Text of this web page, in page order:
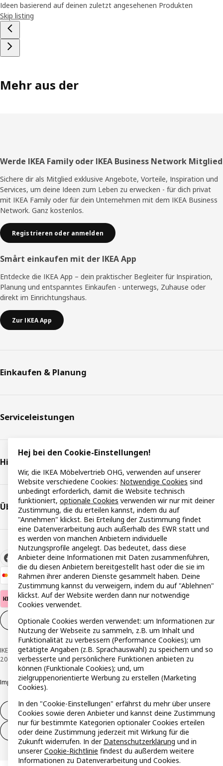
Ideen basierend auf deinen zuletzt angesehenen Produkten
Skip listing
Mehr aus der
Fußzeile
Werde IKEA Family oder IKEA Business Network Mitglied
Sichere dir als Mitglied exklusive Angebote, Vorteile, Inspiration und
Services, um deine Ideen zum Leben zu erwecken - für dich privat
mit IKEA Family oder für dein Unternehmen mit dem IKEA Business
Network. Ganz kostenlos.
Registrieren oder anmelden
Smårt einkaufen mit der IKEA App
Entdecke die IKEA App – dein praktischer Begleiter für Inspiration,
Planung und entspanntes Einkaufen - unterwegs, Zuhause oder
direkt im Einrichtungshaus.
Zur IKEA App
Einkaufen & Planung
Serviceleistungen
Hilfe & Support
Über IKEA
Cookie-Einstellungen DE
IKEA Österreich - Südring, 2334 Vösendorf © Inter IKEA Systems B.V. 1999-
2026
ImpressumDatenschutzerklärungCookie RichtlinieResponsible Disclosure
Widerruf / Rückgabe
Widerrufsrecht ausüben (Services)
Hej bei den Cookie-Einstellungen!
Wir, die IKEA Möbelvertrieb OHG, verwenden auf unserer
Website verschiedene Cookies: Notwendige Cookies sind
unbedingt erforderlich, damit die Website technisch
funktioniert, optionale Cookies verwenden wir nur mit deiner
Zustimmung, die du erteilen kannst, indem du auf
"Annehmen" klickst. Bei Erteilung der Zustimmung findet
eine Datenverarbeitung auch außerhalb des EWR statt und
es werden von manchen Anbietern individuelle
Nutzungsprofile angelegt. Das bedeutet, dass diese
Anbieter deine Informationen mit Daten zusammenführen,
die du diesen Anbietern bereitgestellt hast oder die sie im
Rahmen ihrer anderen Dienste gesammelt haben. Deine
Zustimmung kannst du verweigern, indem du auf "Ablehnen"
klickst. Auf der Website werden dann nur notwendige
Cookies verwendet.
Optionale Cookies werden verwendet: um Informationen zur
Nutzung der Webseite zu sammeln, z.B. um Inhalt und
Funktionalität zu verbessern (Performance Cookies); um
getätigte Angaben (z.B. Sprachauswahl) zu speichern und so
verbesserte und persönlichere Funktionen anbieten zu
können (Funktionale Cookies); und, um
zielgruppenorientierte Werbung zu erstellen (Marketing
Cookies).
In den "Cookie-Einstellungen" erfährst du mehr über unsere
Cookies sowie deren Anbieter und kannst deine Zustimmung
nur für bestimmte Kategorien optionaler Cookies erteilen
oder deine Zustimmung jederzeit mit Wirkung für die
Zukunft widerrufen. In der Datenschutzerklärung und in
unsererCookie-Richtlinie findest du außerdem weitere
Informationen zu Datenverarbeitung und Cookies.